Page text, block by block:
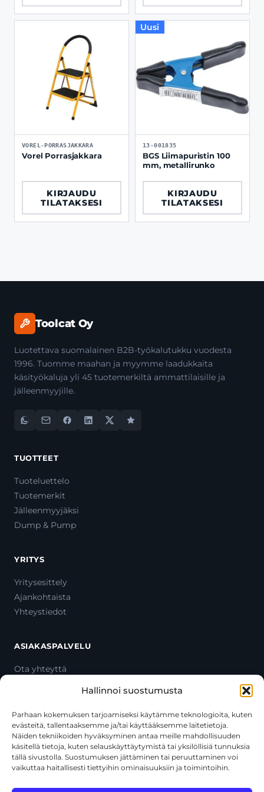
Hallinnoi suostumusta
Parhaan kokemuksen tarjoamiseksi käytämme teknologioita, kuten
evästeitä, tallentaaksemme ja/tai käyttääksemme laitetietoja.
Näiden tekniikoiden hyväksyminen antaa meille mahdollisuuden
käsitellä tietoja, kuten selauskäyttäytymistä tai yksilöllisiä tunnuksia
tällä sivustolla. Suostumuksen jättäminen tai peruuttaminen voi
vaikuttaa haitallisesti tiettyihin ominaisuuksiin ja toimintoihin.
VOREL-PORRASJAKKARA
Vorel Porrasjakkara
KIRJAUDU
TILATAKSESI
Uusi
13-001835
BGS Liimapuristin 100
mm, metallirunko
KIRJAUDU
TILATAKSESI
Toolcat Oy
Luotettava suomalainen B2B-työkalutukku vuodesta
1996. Tuomme maahan ja myymme laadukkaita
käsityökaluja yli 45 tuotemerkiltä ammattilaisille ja
jälleenmyyjille.
TUOTTEET
Tuoteluettelo
Tuotemerkit
Jälleenmyyjäksi
Dump & Pump
YRITYS
Yritysesittely
Ajankohtaista
Yhteystiedot
ASIAKASPALVELU
Ota yhteyttä
Toimitustavat
Usein kysytyt kysymykset
+358 44 270 3795
asiakaspalvelu@toolcat.fi